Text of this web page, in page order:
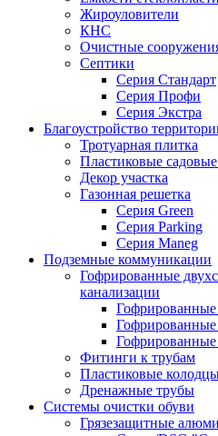
Жироуловители
КНС
Очистные
Септики
Серия Стандарт
Серия Профи
Серия Экстра
Благоустройство
Тротуарная плитка
Пластиковые
Декор участка
Газонная решетка
Серия Green
Серия Parking
Серия Maneg
Подземные коммуникации
Гофрированные
канализации
Гофрированные
Фитинги к трубам
Пластиковые
Дренажные трубы
Системы очистки обуви
Грязезащитные